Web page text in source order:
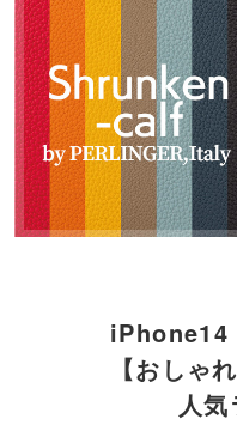
iPhone14
【おしゃ
人